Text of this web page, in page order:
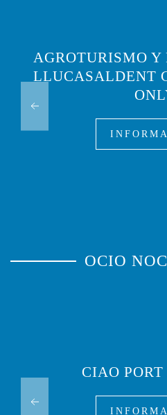
AGROTURISMO Y
LLUCASALDENT
OCIO
CIAO